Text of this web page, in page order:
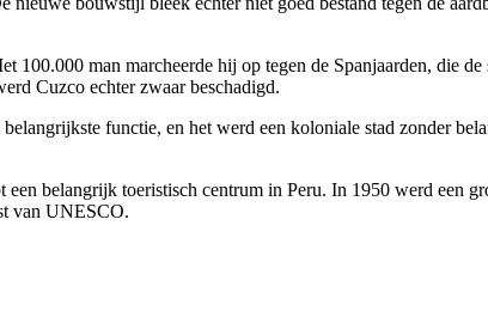
man marcheerde hij op tegen de Spanjaarden, die
Cuzco echter zwaar beschadigd.
functie, en het werd een koloniale stad zonder
belangrijk toeristisch centrum in Peru. In 1950 werd een
van UNESCO.